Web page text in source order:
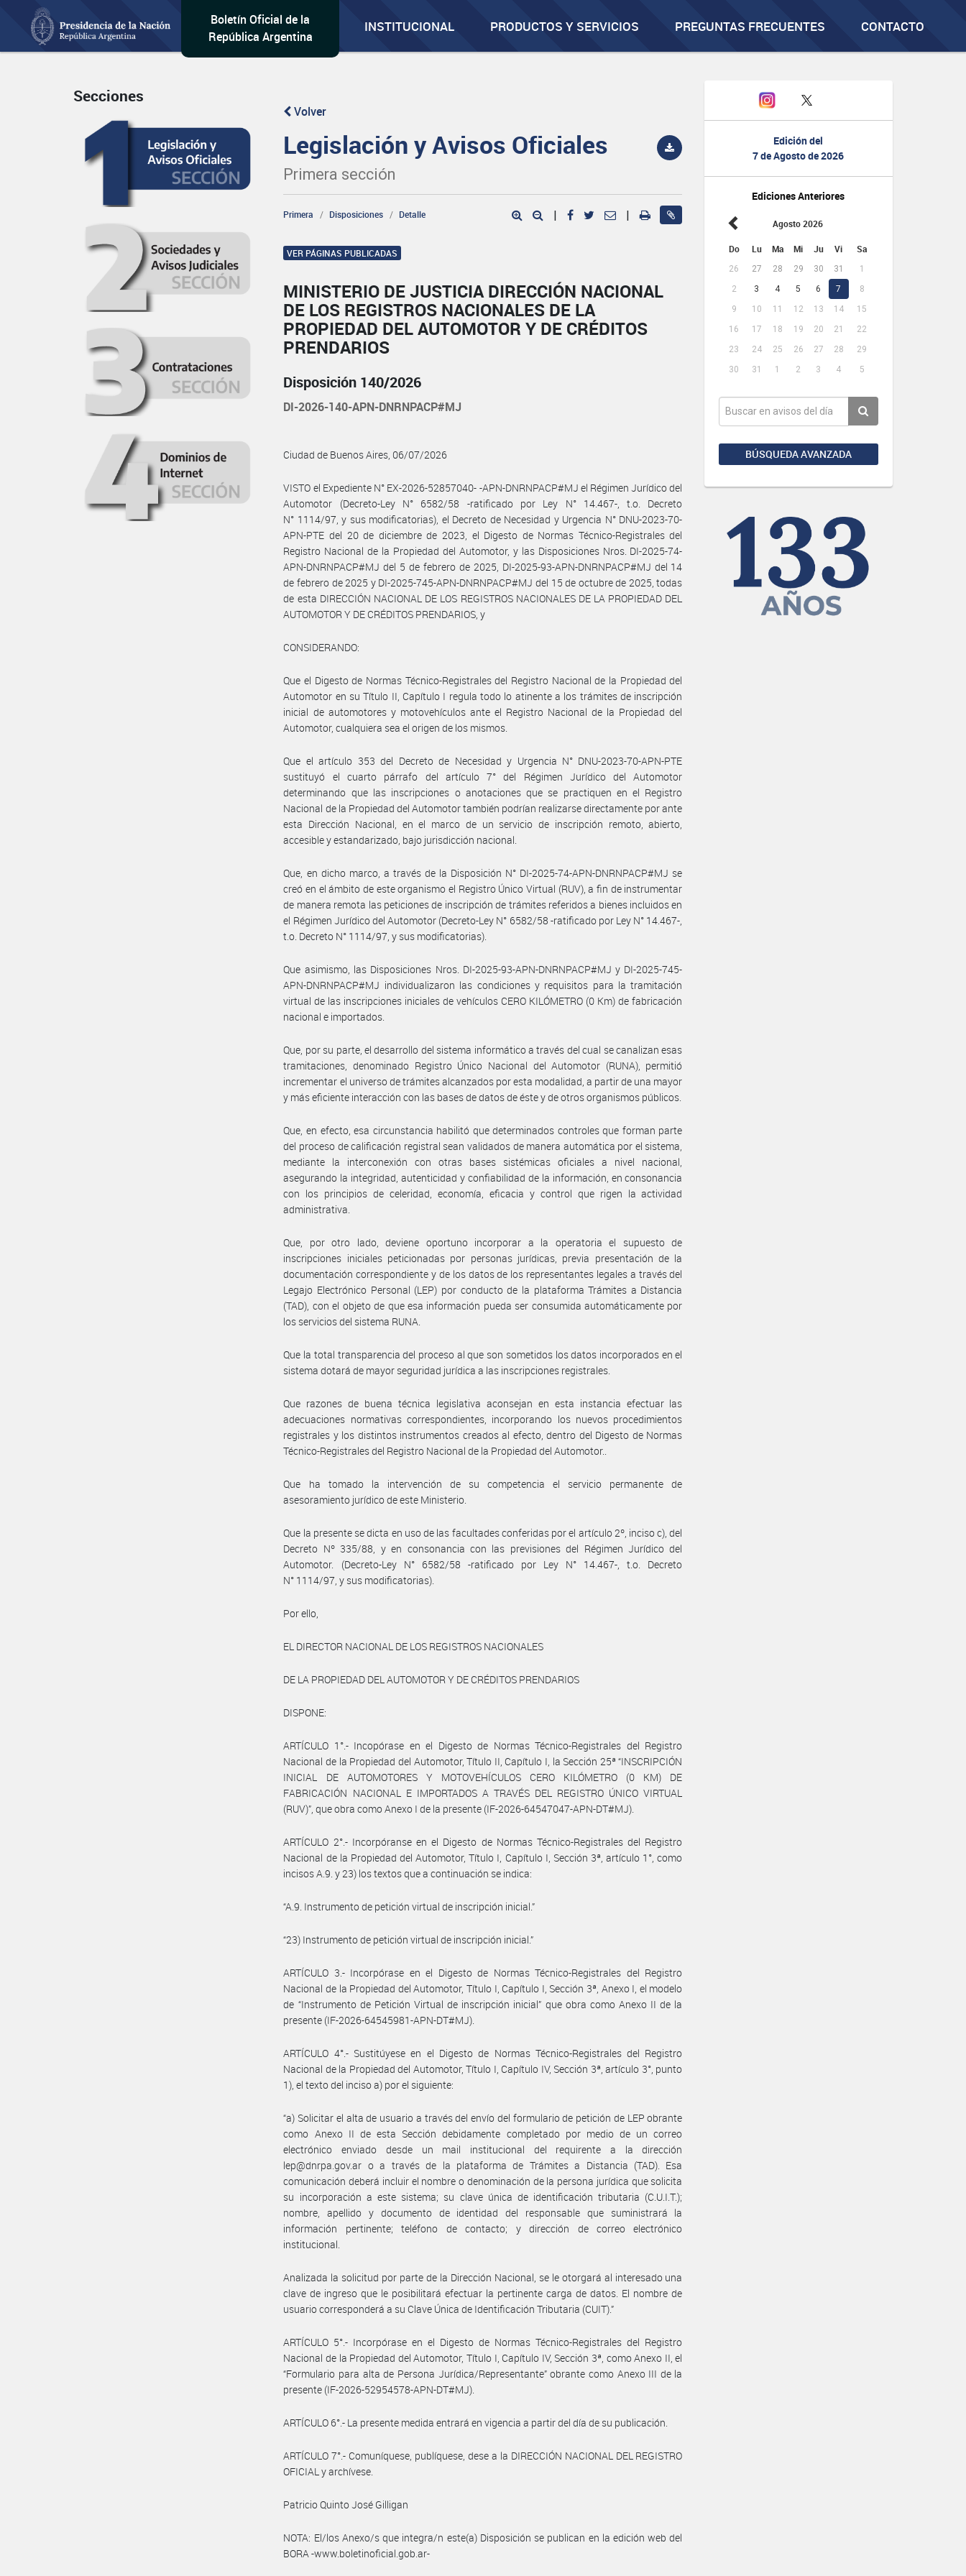
Boletín Oficial de la
República Argentina
INSTITUCIONAL PRODUCTOS Y SERVICIOS PREGUNTAS FRECUENTES CONTACTO
Edición del
7 de Agosto de 2026
Ediciones Anteriores
Agosto 2026
Do Lu Ma Mi Ju Vi Sa
26 27 28 29 30 31
1
2
3 4 5 6 7
8
9
10 11 12 13 14
15
16
17 18 19 20 21
22
23
24 25 26 27 28
29
30
31 1 2 3 4 5
BÚSQUEDA AVANZADA
Secciones
Volver
Legislación y Avisos Oficiales
Primera sección
Primera Disposiciones Detalle | |
VER PÁGINAS PUBLICADAS
MINISTERIO DE JUSTICIA DIRECCIÓN NACIONAL
DE LOS REGISTROS NACIONALES DE LA
PROPIEDAD DEL AUTOMOTOR Y DE CRÉDITOS
PRENDARIOS
Disposición 140/2026
DI-2026-140-APN-DNRNPACP#MJ
Ciudad de Buenos Aires, 06/07/2026
VISTO el Expediente N° EX-2026-52857040- -APN-DNRNPACP#MJ el Régimen Jurídico del
Automotor (Decreto-Ley N° 6582/58 -ratificado por Ley N° 14.467-, t.o. Decreto
N° 1114/97, y sus modificatorias), el Decreto de Necesidad y Urgencia N° DNU-2023-70-
APN-PTE del 20 de diciembre de 2023, el Digesto de Normas Técnico-Registrales del
Registro Nacional de la Propiedad del Automotor, y las Disposiciones Nros. DI-2025-74-
APN-DNRNPACP#MJ del 5 de febrero de 2025, DI-2025-93-APN-DNRNPACP#MJ del 14
de febrero de 2025 y DI-2025-745-APN-DNRNPACP#MJ del 15 de octubre de 2025, todas
de esta DIRECCIÓN NACIONAL DE LOS REGISTROS NACIONALES DE LA PROPIEDAD DEL
AUTOMOTOR Y DE CRÉDITOS PRENDARIOS, y
CONSIDERANDO:
Que el Digesto de Normas Técnico-Registrales del Registro Nacional de la Propiedad del
Automotor en su Título II, Capítulo I regula todo lo atinente a los trámites de inscripción
inicial de automotores y motovehículos ante el Registro Nacional de la Propiedad del
Automotor, cualquiera sea el origen de los mismos.
Que el artículo 353 del Decreto de Necesidad y Urgencia N° DNU-2023-70-APN-PTE
sustituyó el cuarto párrafo del artículo 7° del Régimen Jurídico del Automotor
determinando que las inscripciones o anotaciones que se practiquen en el Registro
Nacional de la Propiedad del Automotor también podrían realizarse directamente por ante
esta Dirección Nacional, en el marco de un servicio de inscripción remoto, abierto,
accesible y estandarizado, bajo jurisdicción nacional.
Que, en dicho marco, a través de la Disposición N° DI-2025-74-APN-DNRNPACP#MJ se
creó en el ámbito de este organismo el Registro Único Virtual (RUV), a fin de instrumentar
de manera remota las peticiones de inscripción de trámites referidos a bienes incluidos en
el Régimen Jurídico del Automotor (Decreto-Ley N° 6582/58 -ratificado por Ley N° 14.467-,
t.o. Decreto N° 1114/97, y sus modificatorias).
Que asimismo, las Disposiciones Nros. DI-2025-93-APN-DNRNPACP#MJ y DI-2025-745-
APN-DNRNPACP#MJ individualizaron las condiciones y requisitos para la tramitación
virtual de las inscripciones iniciales de vehículos CERO KILÓMETRO (0 Km) de fabricación
nacional e importados.
Que, por su parte, el desarrollo del sistema informático a través del cual se canalizan esas
tramitaciones, denominado Registro Único Nacional del Automotor (RUNA), permitió
incrementar el universo de trámites alcanzados por esta modalidad, a partir de una mayor
y más eficiente interacción con las bases de datos de éste y de otros organismos públicos.
Que, en efecto, esa circunstancia habilitó que determinados controles que forman parte
del proceso de calificación registral sean validados de manera automática por el sistema,
mediante la interconexión con otras bases sistémicas oficiales a nivel nacional,
asegurando la integridad, autenticidad y confiabilidad de la información, en consonancia
con los principios de celeridad, economía, eficacia y control que rigen la actividad
administrativa.
Que, por otro lado, deviene oportuno incorporar a la operatoria el supuesto de
inscripciones iniciales peticionadas por personas jurídicas, previa presentación de la
documentación correspondiente y de los datos de los representantes legales a través del
Legajo Electrónico Personal (LEP) por conducto de la plataforma Trámites a Distancia
(TAD), con el objeto de que esa información pueda ser consumida automáticamente por
los servicios del sistema RUNA.
Que la total transparencia del proceso al que son sometidos los datos incorporados en el
sistema dotará de mayor seguridad jurídica a las inscripciones registrales.
Que razones de buena técnica legislativa aconsejan en esta instancia efectuar las
adecuaciones normativas correspondientes, incorporando los nuevos procedimientos
registrales y los distintos instrumentos creados al efecto, dentro del Digesto de Normas
Técnico-Registrales del Registro Nacional de la Propiedad del Automotor..
Que ha tomado la intervención de su competencia el servicio permanente de
asesoramiento jurídico de este Ministerio.
Que la presente se dicta en uso de las facultades conferidas por el artículo 2º, inciso c), del
Decreto Nº 335/88, y en consonancia con las previsiones del Régimen Jurídico del
Automotor. (Decreto-Ley N° 6582/58 -ratificado por Ley N° 14.467-, t.o. Decreto
N° 1114/97, y sus modificatorias).
Por ello,
EL DIRECTOR NACIONAL DE LOS REGISTROS NACIONALES
DE LA PROPIEDAD DEL AUTOMOTOR Y DE CRÉDITOS PRENDARIOS
DISPONE:
ARTÍCULO 1°.- Incopórase en el Digesto de Normas Técnico-Registrales del Registro
Nacional de la Propiedad del Automotor, Título II, Capítulo I, la Sección 25ª “INSCRIPCIÓN
INICIAL DE AUTOMOTORES Y MOTOVEHÍCULOS CERO KILÓMETRO (0 KM) DE
FABRICACIÓN NACIONAL E IMPORTADOS A TRAVÉS DEL REGISTRO ÚNICO VIRTUAL
(RUV)”, que obra como Anexo I de la presente (IF-2026-64547047-APN-DT#MJ).
ARTÍCULO 2°.- Incorpóranse en el Digesto de Normas Técnico-Registrales del Registro
Nacional de la Propiedad del Automotor, Título I, Capítulo I, Sección 3ª, artículo 1°, como
incisos A.9. y 23) los textos que a continuación se indica:
“A.9. Instrumento de petición virtual de inscripción inicial.”
“23) Instrumento de petición virtual de inscripción inicial.”
ARTÍCULO 3.- Incorpórase en el Digesto de Normas Técnico-Registrales del Registro
Nacional de la Propiedad del Automotor, Título I, Capítulo I, Sección 3ª, Anexo I, el modelo
de “Instrumento de Petición Virtual de inscripción inicial” que obra como Anexo II de la
presente (IF-2026-64545981-APN-DT#MJ).
ARTÍCULO 4°.- Sustitúyese en el Digesto de Normas Técnico-Registrales del Registro
Nacional de la Propiedad del Automotor, Título I, Capítulo IV, Sección 3ª, artículo 3°, punto
1), el texto del inciso a) por el siguiente:
“a) Solicitar el alta de usuario a través del envío del formulario de petición de LEP obrante
como Anexo II de esta Sección debidamente completado por medio de un correo
electrónico enviado desde un mail institucional del requirente a la dirección
lep@dnrpa.gov.ar o a través de la plataforma de Trámites a Distancia (TAD). Esa
comunicación deberá incluir el nombre o denominación de la persona jurídica que solicita
su incorporación a este sistema; su clave única de identificación tributaria (C.U.I.T.);
nombre, apellido y documento de identidad del responsable que suministrará la
información pertinente; teléfono de contacto; y dirección de correo electrónico
institucional.
Analizada la solicitud por parte de la Dirección Nacional, se le otorgará al interesado una
clave de ingreso que le posibilitará efectuar la pertinente carga de datos. El nombre de
usuario corresponderá a su Clave Única de Identificación Tributaria (CUIT).”
ARTÍCULO 5°.- Incorpórase en el Digesto de Normas Técnico-Registrales del Registro
Nacional de la Propiedad del Automotor, Título I, Capítulo IV, Sección 3ª, como Anexo II, el
“Formulario para alta de Persona Jurídica/Representante” obrante como Anexo III de la
presente (IF-2026-52954578-APN-DT#MJ).
ARTÍCULO 6°.- La presente medida entrará en vigencia a partir del día de su publicación.
ARTÍCULO 7°.- Comuníquese, publíquese, dese a la DIRECCIÓN NACIONAL DEL REGISTRO
OFICIAL y archívese.
Patricio Quinto José Gilligan
NOTA: El/los Anexo/s que integra/n este(a) Disposición se publican en la edición web del
BORA -www.boletinoficial.gob.ar-